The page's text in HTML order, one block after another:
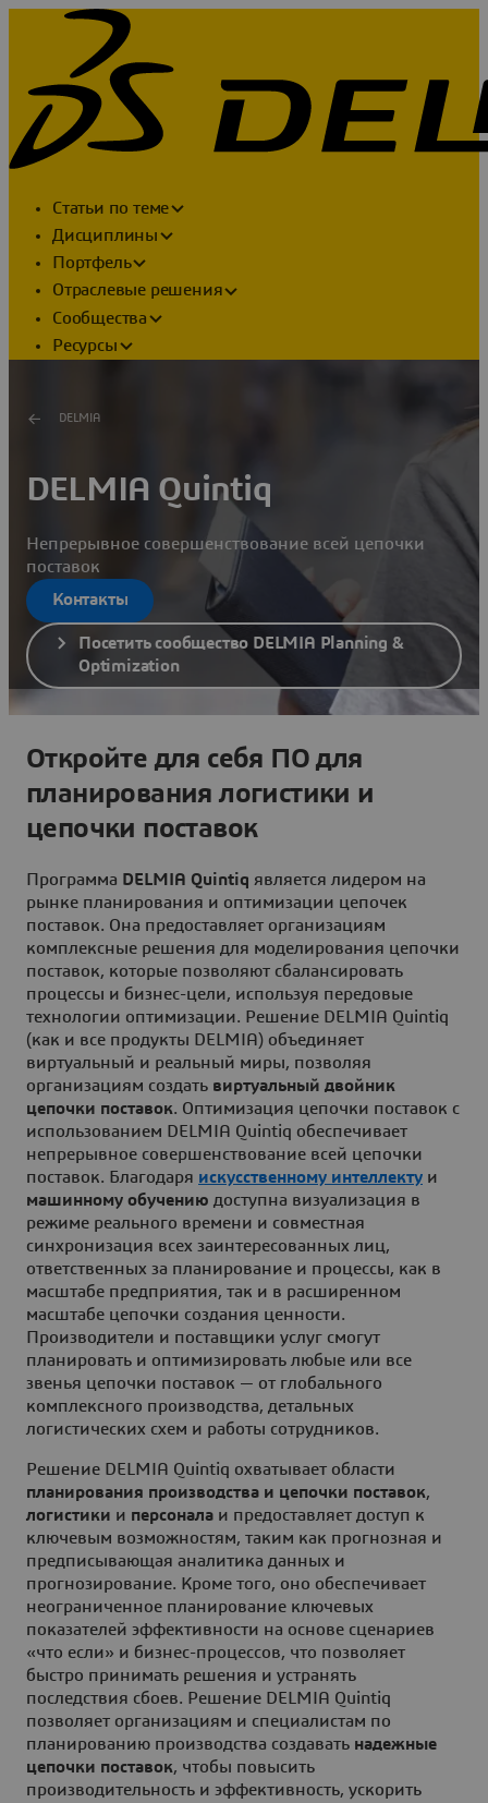
Статьи по теме
Дисциплины
Портфель
Отраслевые решения
Сообщества
Ресурсы
DELMIA
DELMIA Quintiq
Непрерывное совершенствование всей цепочки
поставок
Контакты
Посетить сообщество DELMIA Planning &
Optimization
Откройте для себя ПО для
планирования логистики и
цепочки поставок
Программа DELMIA Quintiq является лидером на
рынке планирования и оптимизации цепочек
поставок. Она предоставляет организациям
комплексные решения для моделирования цепочки
поставок, которые позволяют сбалансировать
процессы и бизнес-цели, используя передовые
технологии оптимизации. Решение DELMIA Quintiq
(как и все продукты DELMIA) объединяет
виртуальный и реальный миры, позволяя
организациям создать виртуальный двойник
цепочки поставок. Оптимизация цепочки поставок с
использованием DELMIA Quintiq обеспечивает
непрерывное совершенствование всей цепочки
поставок. Благодаря искусственному интеллекту и
машинному обучению доступна визуализация в
режиме реального времени и совместная
синхронизация всех заинтересованных лиц,
ответственных за планирование и процессы, как в
масштабе предприятия, так и в расширенном
масштабе цепочки создания ценности.
Производители и поставщики услуг смогут
планировать и оптимизировать любые или все
звенья цепочки поставок — от глобального
комплексного производства, детальных
логистических схем и работы сотрудников.
Решение DELMIA Quintiq охватывает области
планирования производства и цепочки поставок,
логистики и персонала и предоставляет доступ к
ключевым возможностям, таким как прогнозная и
предписывающая аналитика данных и
прогнозирование. Кроме того, оно обеспечивает
неограниченное планирование ключевых
показателей эффективности на основе сценариев
«что если» и бизнес-процессов, что позволяет
быстро принимать решения и устранять
последствия сбоев. Решение DELMIA Quintiq
позволяет организациям и специалистам по
планированию производства создавать надежные
цепочки поставок, чтобы повысить
производительность и эффективность, ускорить